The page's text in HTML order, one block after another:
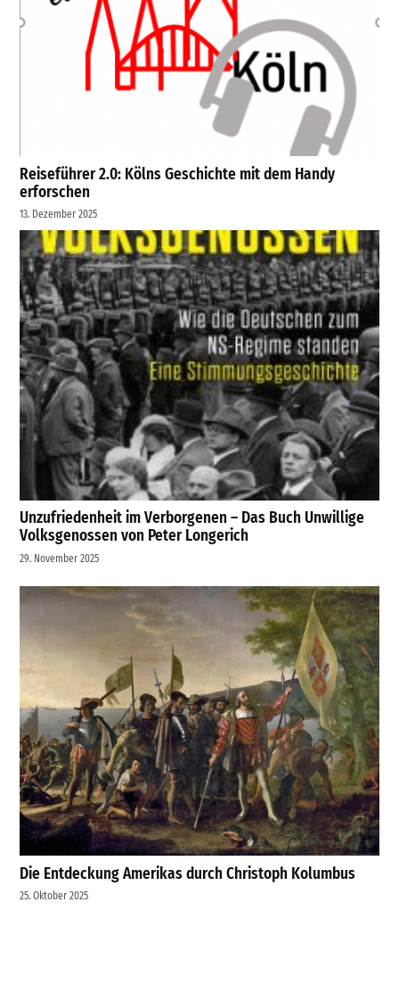
Reiseführer 2.0: Kölns Geschichte mit dem Handy
erforschen
13. Dezember 2025
Unzufriedenheit im Verborgenen – Das Buch Unwillige
Volksgenossen von Peter Longerich
29. November 2025
Die Entdeckung Amerikas durch Christoph Kolumbus
25. Oktober 2025